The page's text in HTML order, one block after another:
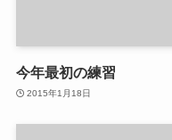
今年最初の練習
2015年1月18日